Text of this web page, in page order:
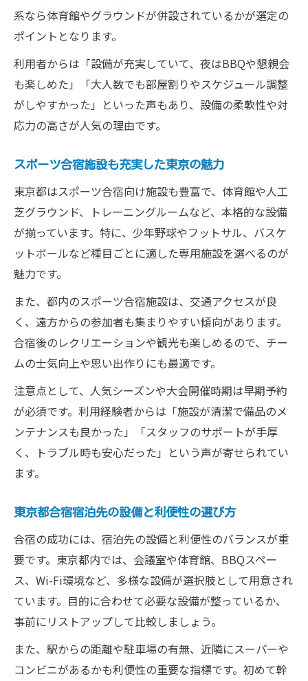
系なら体育館やグラウンドが併設されているかが選定の
ポイントとなります。
利用者からは「設備が充実していて、夜はBBQや懇親会
も楽しめた」「大人数でも部屋割りやスケジュール調整
がしやすかった」といった声もあり、設備の柔軟性や対
応力の高さが人気の理由です。
スポーツ合宿施設も充実した東京の魅力
東京都はスポーツ合宿向け施設も豊富で、体育館や人工
芝グラウンド、トレーニングルームなど、本格的な設備
が揃っています。特に、少年野球やフットサル、バスケ
ットボールなど種目ごとに適した専用施設を選べるのが
魅力です。
また、都内のスポーツ合宿施設は、交通アクセスが良
く、遠方からの参加者も集まりやすい傾向があります。
合宿後のレクリエーションや観光も楽しめるので、チー
ムの士気向上や思い出作りにも最適です。
注意点として、人気シーズンや大会開催時期は早期予約
が必須です。利用経験者からは「施設が清潔で備品のメ
ンテナンスも良かった」「スタッフのサポートが手厚
く、トラブル時も安心だった」という声が寄せられてい
ます。
東京都合宿宿泊先の設備と利便性の選び方
合宿の成功には、宿泊先の設備と利便性のバランスが重
要です。東京都内では、会議室や体育館、BBQスペー
ス、Wi-Fi環境など、多様な設備が選択肢として用意され
ています。目的に合わせて必要な設備が整っているか、
事前にリストアップして比較しましょう。
また、駅からの距離や駐車場の有無、近隣にスーパーや
コンビニがあるかも利便性の重要な指標です。初めて幹